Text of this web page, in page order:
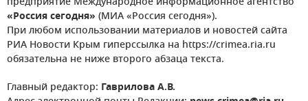
«Россия сегодня» (МИА «Россия сегодня»).
При любом использовании материалов и новостей сайта
РИА Новости Крым гиперссылка на https://crimea.ria.ru
обязательна не ниже второго абзаца текста.
Главный редактор: Гаврилова А.В.